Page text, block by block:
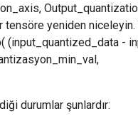
yeniden
(input_quantized_data -
durumlar şunlardır: